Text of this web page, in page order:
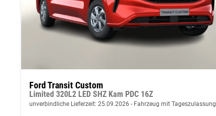
Ford Transit Custom
Limited 320L2 LED SHZ Kam PDC 16Z
unverbindliche Lieferzeit: 25.09.2026 Fahrzeug mit Tageszulassung